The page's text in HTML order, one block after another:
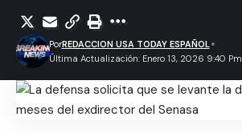
Última Actualización: Enero 13, 2026 9:40 Pm
PorREDACCION USA TODAY ESPAÑOL